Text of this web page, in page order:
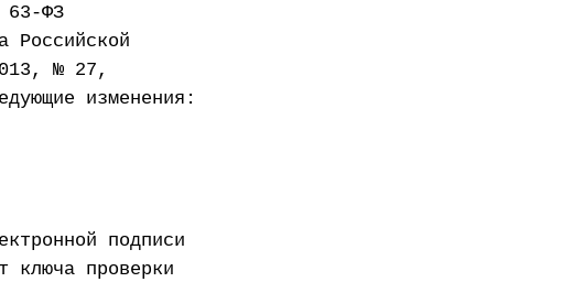
63-ФЗ
Российской
№ 27,
изменения:
подписи
ключа проверки